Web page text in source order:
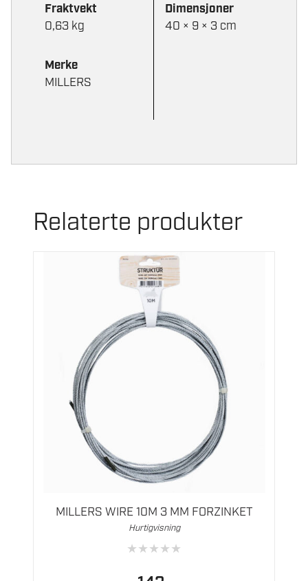
Fraktvekt
0,63 kg
Dimensjoner
40 × 9 × 3 cm
Merke
MILLERS
Relaterte produkter
MILLERS WIRE 10M 3 MM FORZINKET
Hurtigvisning
★★★★★